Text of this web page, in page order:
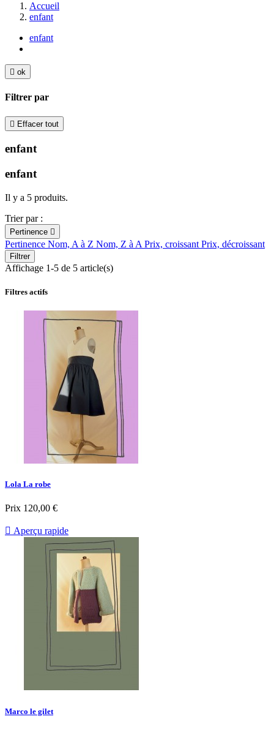
Accueil
enfant
enfant
 ok
Filtrer par
 Effacer tout
enfant
enfant
Il y a 5 produits.
Trier par :
Pertinence 
Pertinence Nom, A à Z Nom, Z à A Prix, croissant Prix, décroissant
Filtrer
Affichage 1-5 de 5 article(s)
Filtres actifs
Lola La robe
Prix 120,00 €
 Aperçu rapide
Marco le gilet